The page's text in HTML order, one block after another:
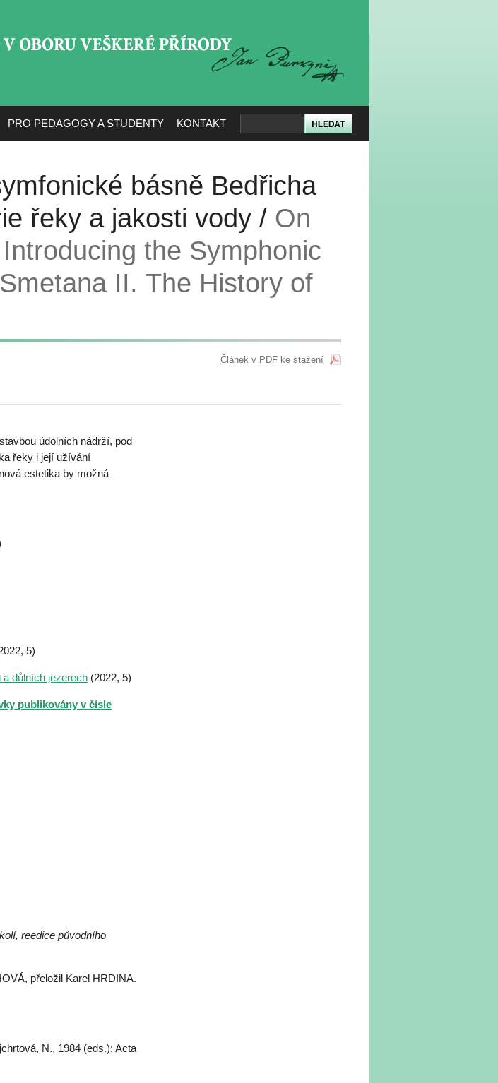
PRO PEDAGOGY A STUDENTY KONTAKT
básně Bedřicha
řeky a jakosti vody / On
the Symphonic
II. The History of
Článek v PDF ke stažení
údolních nádrží, pod
řeky i její užívání
estetika by možná
5)
důlních jezerech (2022, 5)
publikovány v čísle
reedice původního
přeložil Karel HRDINA.
N., 1984 (eds.): Acta